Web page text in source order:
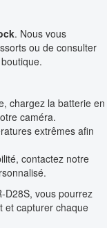
. Nous vous
ou de consulter
chargez la batterie en
caméra.
extrêmes afin
contactez notre
D28S, vous pourrez
et capturer chaque